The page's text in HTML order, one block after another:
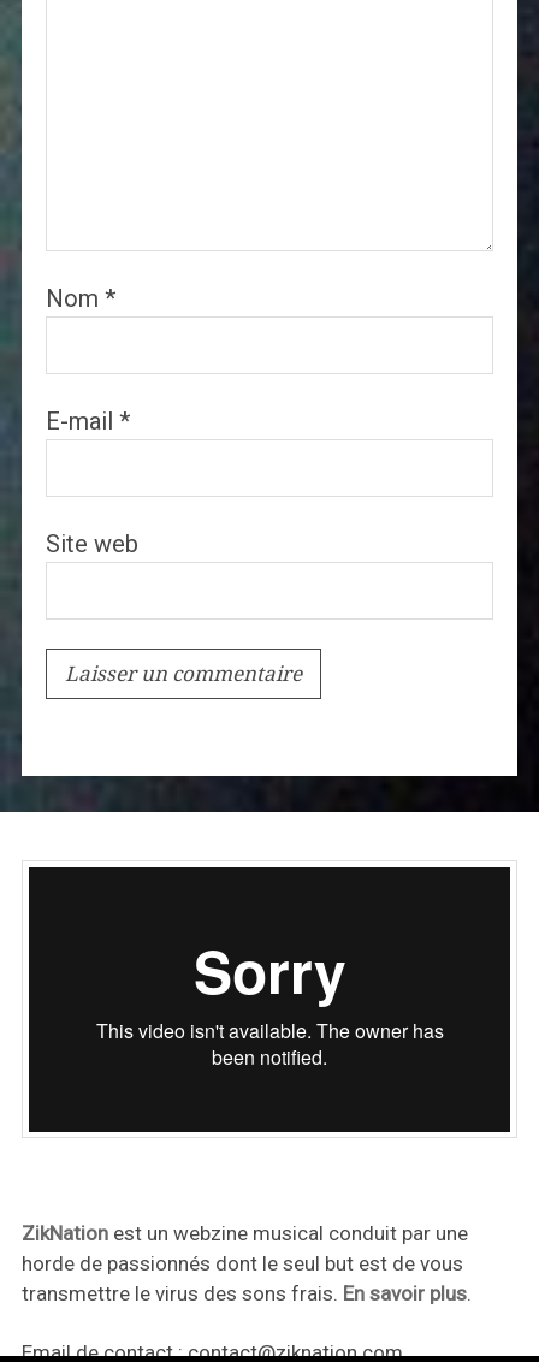
Nom *
E-mail *
Site web
ZikNationest un webzine musical conduit par une
horde de passionnés dont le seul but est de vous
transmettre le virus des sons frais. En savoir plus.
Email de contact :contact@ziknation.com